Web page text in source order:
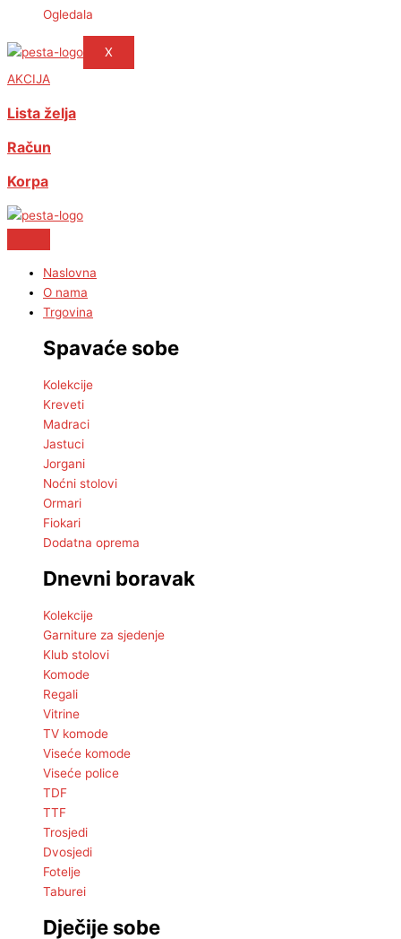
Ogledala
X
AKCIJA
Lista želja
Račun
Korpa
Naslovna
O nama
Trgovina
Spavaće sobe
Kolekcije
Kreveti
Madraci
Jastuci
Jorgani
Noćni stolovi
Ormari
Fiokari
Dodatna oprema
Dnevni boravak
Kolekcije
Garniture za sjedenje
Klub stolovi
Komode
Regali
Vitrine
TV komode
Viseće komode
Viseće police
TDF
TTF
Trosjedi
Dvosjedi
Fotelje
Taburei
Dječije sobe